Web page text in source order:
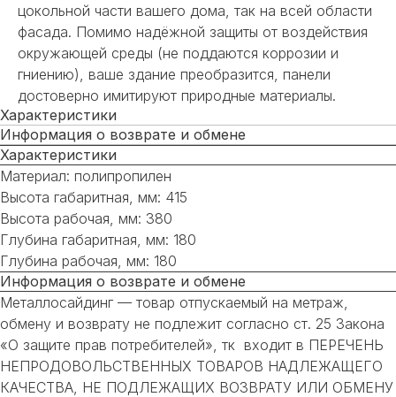
цокольной части вашего дома, так на всей области
фасада. Помимо надёжной защиты от воздействия
окружающей среды (не поддаются коррозии и
гниению), ваше здание преобразится, панели
достоверно имитируют природные материалы.
Характеристики
Информация о возврате и обмене
Характеристики
Материал: полипропилен
Высота габаритная, мм: 415
Высота рабочая, мм: 380
Глубина габаритная, мм: 180
Глубина рабочая, мм: 180
Информация о возврате и обмене
Металлосайдинг — товар отпускаемый на метраж,
обмену и возврату не подлежит согласно ст. 25 Закона
«О защите прав потребителей», тк входит в ПЕРЕЧЕНЬ
НЕПРОДОВОЛЬСТВЕННЫХ ТОВАРОВ НАДЛЕЖАЩЕГО
КАЧЕСТВА, НЕ ПОДЛЕЖАЩИХ ВОЗВРАТУ ИЛИ ОБМЕНУ